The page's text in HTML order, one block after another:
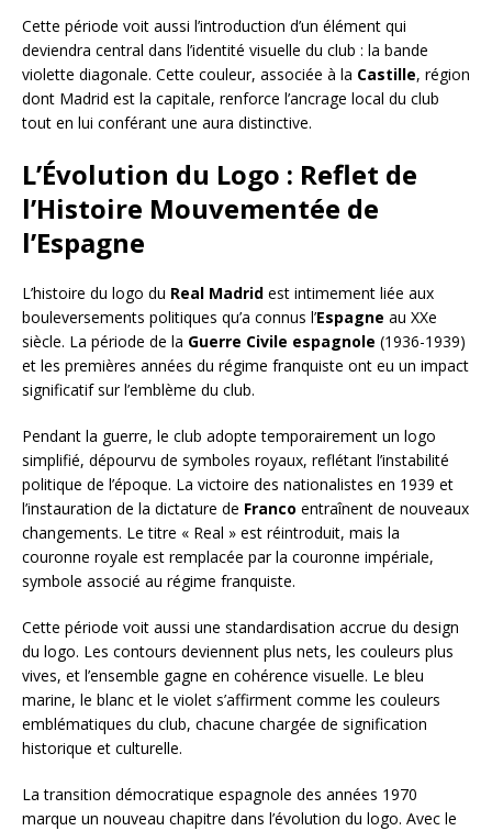
Cette période voit aussi l’introduction d’un élément qui
deviendra central dans l’identité visuelle du club : la bande
violette diagonale. Cette couleur, associée à la Castille, région
dont Madrid est la capitale, renforce l’ancrage local du club
tout en lui conférant une aura distinctive.
L’Évolution du Logo : Reflet de
l’Histoire Mouvementée de
l’Espagne
L’histoire du logo du Real Madrid est intimement liée aux
bouleversements politiques qu’a connus l’Espagne au XXe
siècle. La période de la Guerre Civile espagnole (1936-1939)
et les premières années du régime franquiste ont eu un impact
significatif sur l’emblème du club.
Pendant la guerre, le club adopte temporairement un logo
simplifié, dépourvu de symboles royaux, reflétant l’instabilité
politique de l’époque. La victoire des nationalistes en 1939 et
l’instauration de la dictature de Franco entraînent de nouveaux
changements. Le titre « Real » est réintroduit, mais la
couronne royale est remplacée par la couronne impériale,
symbole associé au régime franquiste.
Cette période voit aussi une standardisation accrue du design
du logo. Les contours deviennent plus nets, les couleurs plus
vives, et l’ensemble gagne en cohérence visuelle. Le bleu
marine, le blanc et le violet s’affirment comme les couleurs
emblématiques du club, chacune chargée de signification
historique et culturelle.
La transition démocratique espagnole des années 1970
marque un nouveau chapitre dans l’évolution du logo. Avec le